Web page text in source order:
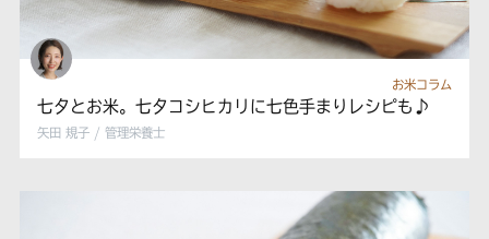
お米コラム
七夕とお米。七夕コシヒカリに七色手まりレシピも♪
矢田 規子 / 管理栄養士